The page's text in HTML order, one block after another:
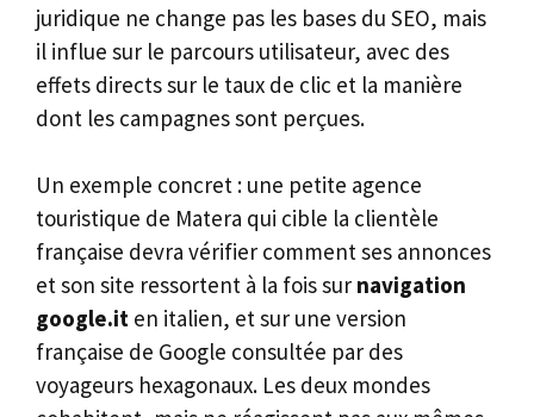
juridique ne change pas les bases du SEO, mais
il influe sur le parcours utilisateur, avec des
effets directs sur le taux de clic et la manière
dont les campagnes sont perçues.
Un exemple concret : une petite agence
touristique de Matera qui cible la clientèle
française devra vérifier comment ses annonces
et son site ressortent à la fois sur navigation
google.it en italien, et sur une version
française de Google consultée par des
voyageurs hexagonaux. Les deux mondes